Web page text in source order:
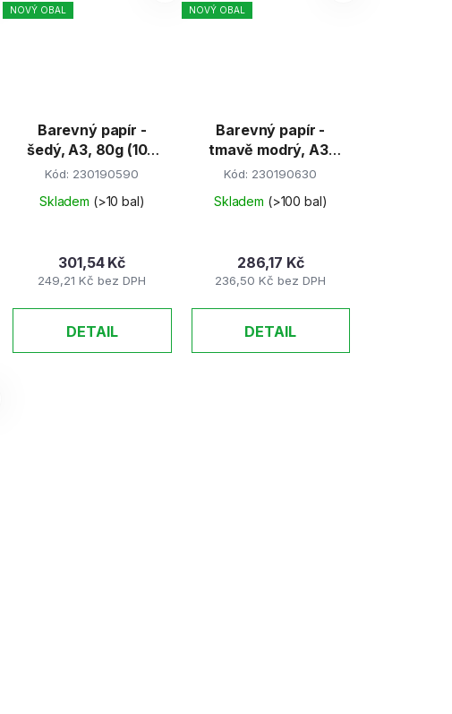
NOVÝ OBAL
Barevný papír -
šedý, A3, 80g (100
listů)
Kód: 230190590
Skladem (>10 bal)
249,21 Kč bez DPH
301,54 Kč
DETAIL
NOVÝ OBAL
Barevný papír -
tmavě modrý, A3,
80g (100 listů)
Kód: 230190630
Skladem (>100 bal)
236,50 Kč bez DPH
286,17 Kč
DETAIL